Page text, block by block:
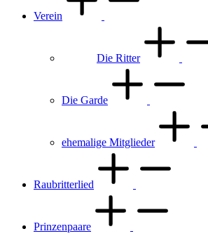
Verein
Die Ritter
Die Garde
ehemalige Mitglieder
Raubritterlied
Prinzenpaare